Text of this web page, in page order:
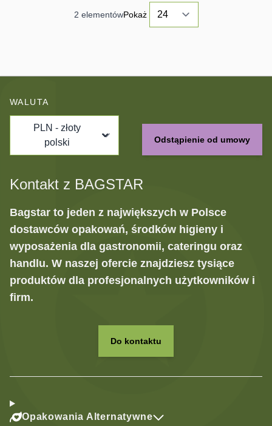
2 elementówPokaż
WALUTA
PLN - złoty
polski
Odstąpienie od umowy
Kontakt z BAGSTAR
Bagstar to jeden z największych w Polsce
dostawców opakowań, środków higieny i
wyposażenia dla gastronomii, cateringu oraz
handlu. W naszej ofercie znajdziesz tysiące
produktów dla profesjonalnych użytkowników i
firm.
Do kontaktu
Opakowania Alternatywne